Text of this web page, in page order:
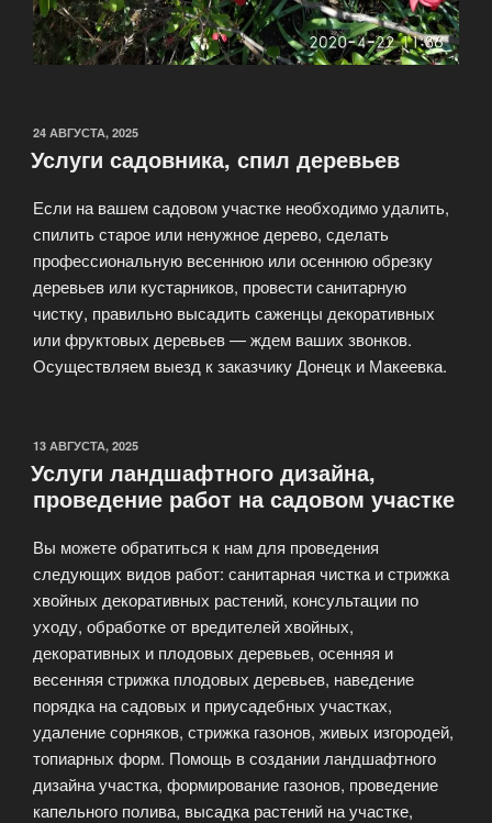
ОПУБЛИКОВАНО
24 АВГУСТА, 2025
Услуги садовника, спил деревьев
Если на вашем садовом участке необходимо удалить,
спилить старое или ненужное дерево, сделать
профессиональную весеннюю или осеннюю обрезку
деревьев или кустарников, провести санитарную
чистку, правильно высадить саженцы декоративных
или фруктовых деревьев — ждем ваших звонков.
Осуществляем выезд к заказчику Донецк и Макеевка.
ОПУБЛИКОВАНО
13 АВГУСТА, 2025
Услуги ландшафтного дизайна,
проведение работ на садовом участке
Вы можете обратиться к нам для проведения
следующих видов работ: санитарная чистка и стрижка
хвойных декоративных растений, консультации по
уходу, обработке от вредителей хвойных,
декоративных и плодовых деревьев, осенняя и
весенняя стрижка плодовых деревьев, наведение
порядка на садовых и приусадебных участках,
удаление сорняков, стрижка газонов, живых изгородей,
топиарных форм. Помощь в создании ландшафтного
дизайна участка, формирование газонов, проведение
капельного полива, высадка растений на участке,